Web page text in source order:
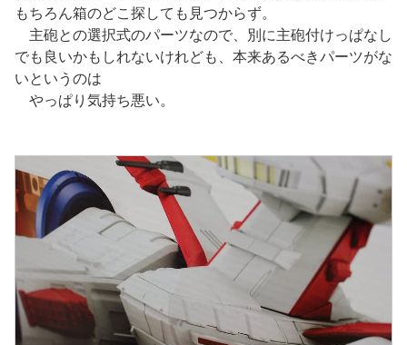
もちろん箱のどこ探しても見つからず。
主砲との選択式のパーツなので、別に主砲付けっぱなし
でも良いかもしれないけれども、本来あるべきパーツがな
いというのは
やっぱり気持ち悪い。